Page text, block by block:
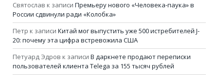
Святослав к записи Премьеру нового «Человека-паука» в
России сдвинули ради «Колобка»
Петр к записи Китай мог выпустить уже 500 истребителей J-
20: почему эта цифра встревожила США
Петуард Эдров к записи В даркнете продают переписки
пользователей клиента Telega за 155 тысяч рублей